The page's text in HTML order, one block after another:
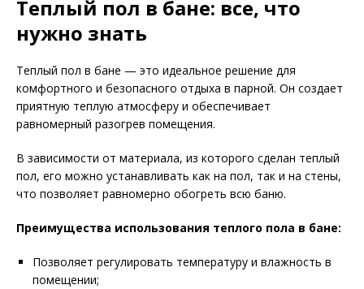
Теплый пол в бане: все, что
нужно знать
Теплый пол в бане — это идеальное решение для
комфортного и безопасного отдыха в парной. Он создает
приятную теплую атмосферу и обеспечивает
равномерный разогрев помещения.
В зависимости от материала, из которого сделан теплый
пол, его можно устанавливать как на пол, так и на стены,
что позволяет равномерно обогреть всю баню.
Преимущества использования теплого пола в бане:
Позволяет регулировать температуру и влажность в
помещении;